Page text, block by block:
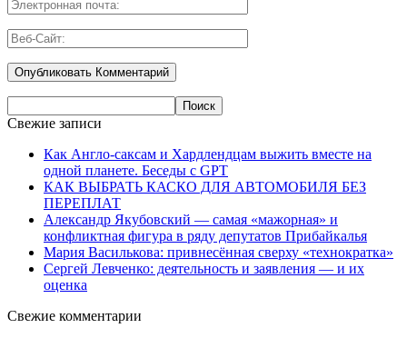
Свежие записи
Как Англо-саксам и Хардлендцам выжить вместе на
одной планете. Беседы с GPT
КАК ВЫБРАТЬ КАСКО ДЛЯ АВТОМОБИЛЯ БЕЗ
ПЕРЕПЛАТ
Александр Якубовский — самая «мажорная» и
конфликтная фигура в ряду депутатов Прибайкалья
Мария Василькова: привнесённая сверху «технократка»
Сергей Левченко: деятельность и заявления — и их
оценка
Свежие комментарии